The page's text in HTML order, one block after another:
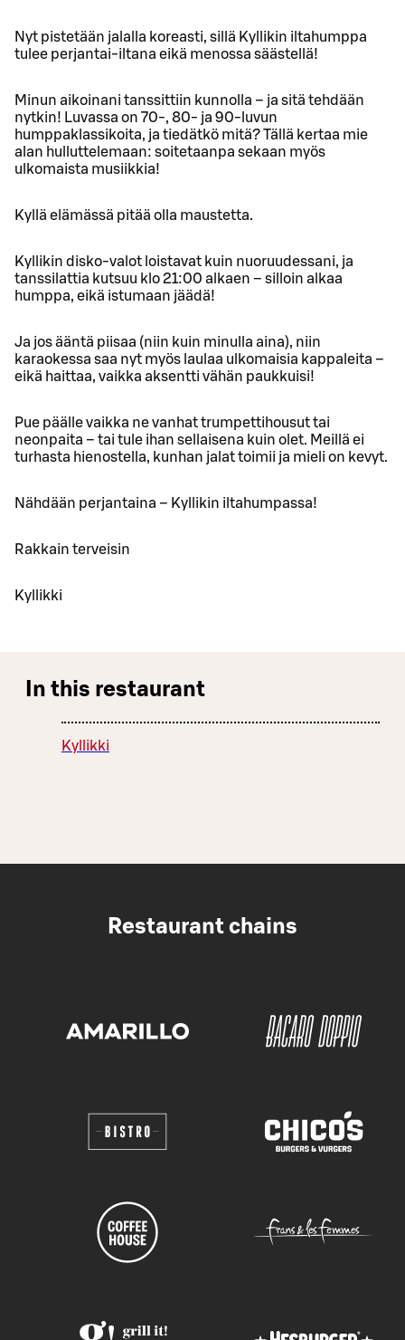
Nyt pistetään jalalla koreasti, sillä Kyllikin iltahumppa
tulee perjantai-iltana eikä menossa säästellä!
Minun aikoinani tanssittiin kunnolla – ja sitä tehdään
nytkin! Luvassa on 70-, 80- ja 90-luvun
humppaklassikoita, ja tiedätkö mitä? Tällä kertaa mie
alan hulluttelemaan: soitetaanpa sekaan myös
ulkomaista musiikkia!
Kyllä elämässä pitää olla maustetta.
Kyllikin disko-valot loistavat kuin nuoruudessani, ja
tanssilattia kutsuu klo 21:00 alkaen – silloin alkaa
humppa, eikä istumaan jäädä!
Ja jos ääntä piisaa (niin kuin minulla aina), niin
karaokessa saa nyt myös laulaa ulkomaisia kappaleita –
eikä haittaa, vaikka aksentti vähän paukkuisi!
Pue päälle vaikka ne vanhat trumpettihousut tai
neonpaita – tai tule ihan sellaisena kuin olet. Meillä ei
turhasta hienostella, kunhan jalat toimii ja mieli on kevyt.
Nähdään perjantaina – Kyllikin iltahumpassa!
Rakkain terveisin
Kyllikki
In this restaurant
Kyllikki
Restaurant chains